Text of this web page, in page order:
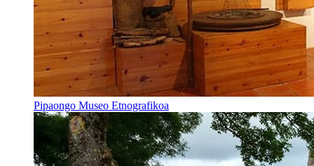
Pipaongo Museo Etnografikoa